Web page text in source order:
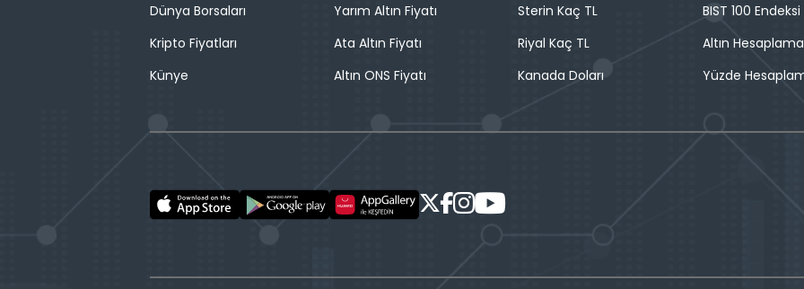
Dünya Borsaları
Kripto Fiyatları
Künye
Yarım Altın Fiyatı
Ata Altın Fiyatı
Altın ONS Fiyatı
Sterin Kaç TL
Riyal Kaç TL
Kanada Doları
BIST 100 Endeksi
Altın Hesaplama
Yüzde